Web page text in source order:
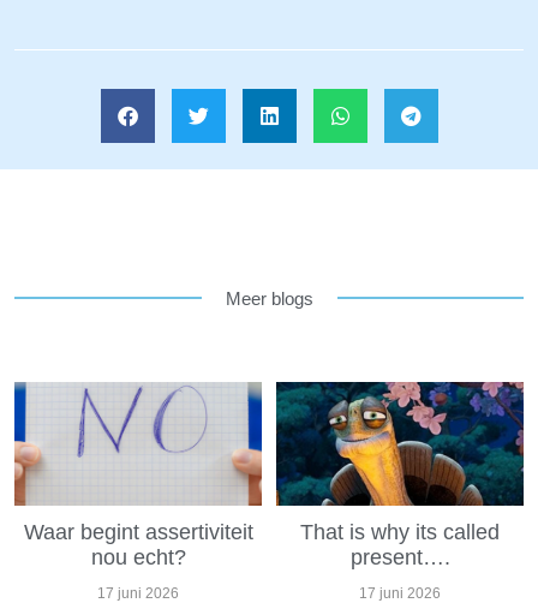
Meer blogs
Waar begint assertiviteit
nou echt?
17 juni 2026
That is why its called
present….
17 juni 2026